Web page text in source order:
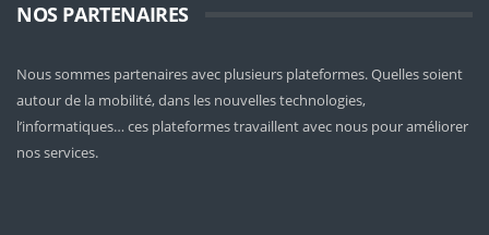
NOS PARTENAIRES
Nous sommes partenaires avec plusieurs plateformes. Quelles soient
autour de la mobilité, dans les nouvelles technologies,
l’informatiques… ces plateformes travaillent avec nous pour améliorer
nos services.